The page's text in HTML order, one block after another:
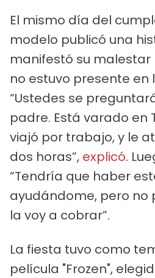
El mismo día del
modelo publicó una
manifestó su malestar
no estuvo presente en
“Ustedes se
padre. Está varado en
viajó por trabajo, y le
dos horas”, explicó.
“Tendría que haber
ayudándome, pero no
la voy a cobrar”.
La fiesta tuvo como
película "Frozen",